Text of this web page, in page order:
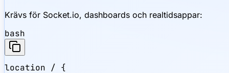
Krävs för Socket.io, dashboards och realtidsappar:
bash
location / {